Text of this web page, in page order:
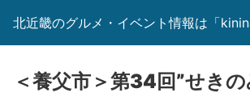
北近畿のグルメ・イベント情報は「
＜養父市＞第34回”せき